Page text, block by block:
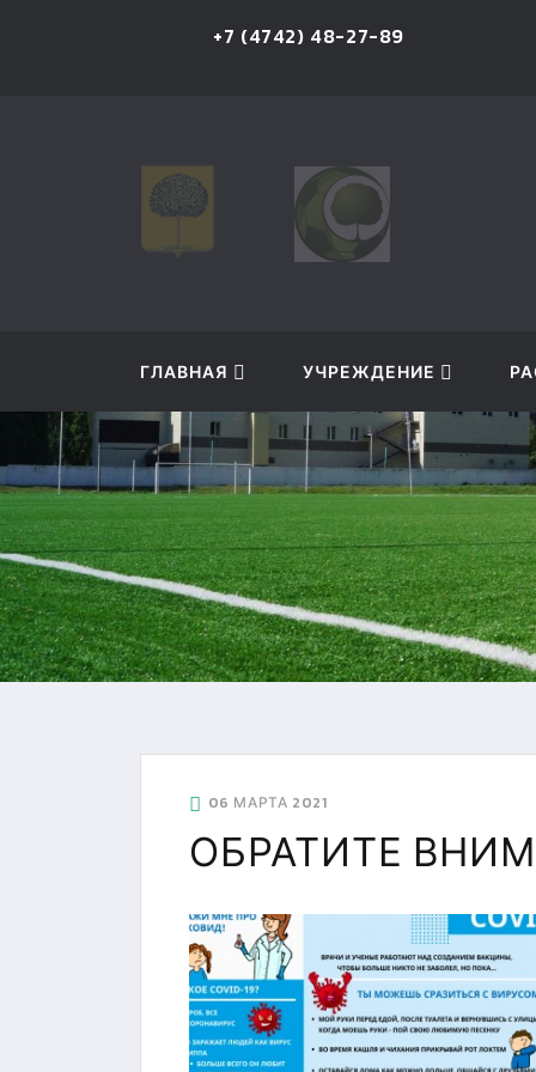
+7 (4742) 48-27-89
ГЛАВНАЯ УЧРЕЖДЕНИЕ
06 МАРТА 2021
ОБРАТИТЕ
УЛ. УШИНСКОГО, 5,
+7 (4742) 48-27-23
+7 (4742) 28-40-32
GTO.SOKOL@MAIL.RU